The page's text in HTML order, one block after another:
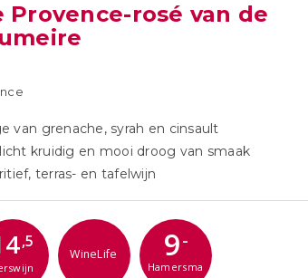
Provence-rosé van de
van grenache, syrah en cinsault
kruidig en mooi droog van smaak
terras- en tafelwijn
,5
WineLife 9-
Hamersma